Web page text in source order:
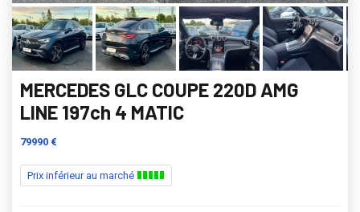
MERCEDES GLC COUPE 220D AMG
LINE 197ch 4 MATIC
79990 €
Prix inférieur au marché